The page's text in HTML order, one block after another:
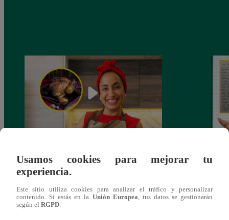
antes de Navidad?
Usamos cookies para mejorar tu
experiencia.
Este sitio utiliza cookies para analizar el tráfico y personalizar
contenido. Si estás en la Unión Europea , tus datos se gestionarán
según el RGPD